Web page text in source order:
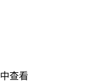
中查看